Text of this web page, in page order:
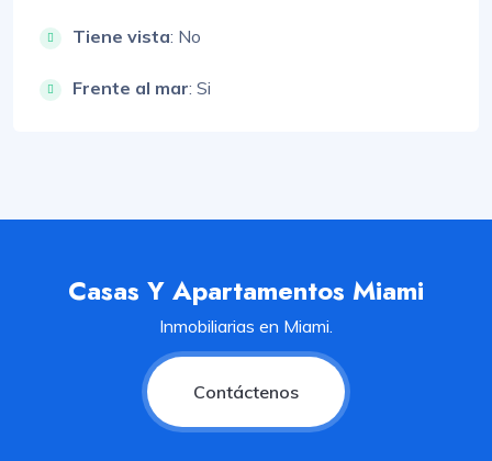
Tiene vista: No
Frente al mar: Si
Casas Y Apartamentos Miami
Inmobiliarias en Miami.
Contáctenos